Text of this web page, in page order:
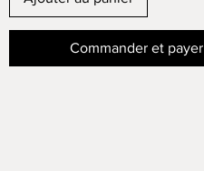
Commander et payer